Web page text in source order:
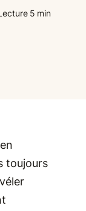
5 min
toujours